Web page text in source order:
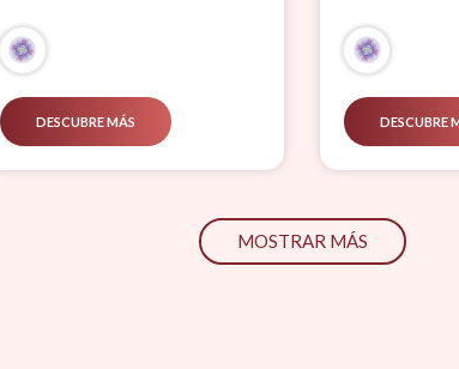
DESCUBRE MÁS DESCUBRE
MOSTRAR MÁS